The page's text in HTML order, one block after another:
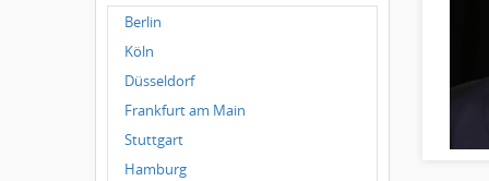
Berlin
Köln
Düsseldorf
Frankfurt am Main
Stuttgart
Hamburg